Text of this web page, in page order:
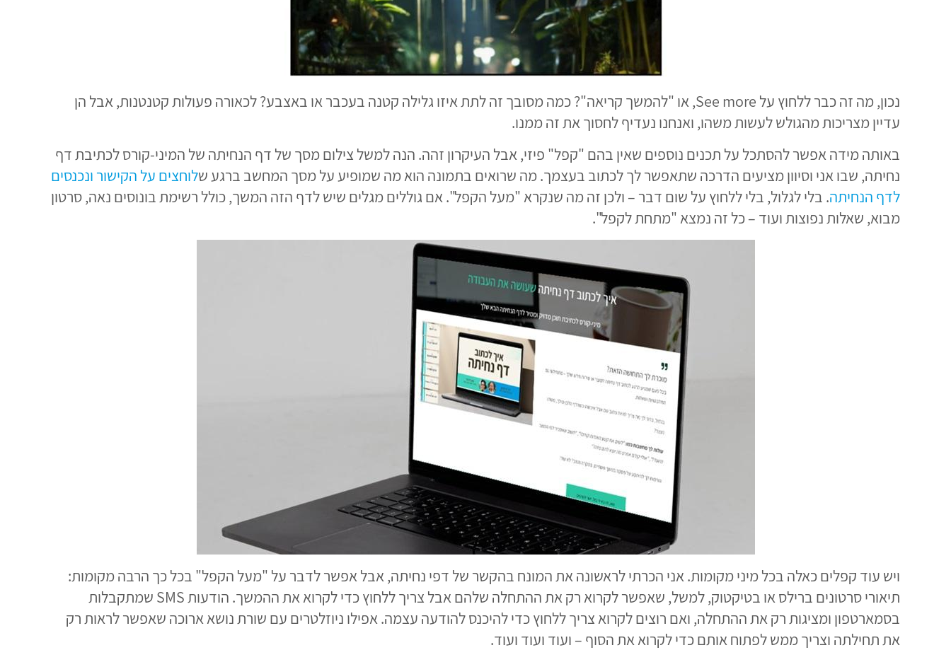
נכון, מה זה כבר ללחוץ על See more, או "להמשך קריאה"? כמה מסובך זה לתת איזו גלילה קטנה בעכבר או באצבע? לכאורה פעולות קטנטנות, אבל הן
עדיין מצריכות מהגולש לעשות משהו, ואנחנו נעדיף לחסוך את זה ממנו.
באותה מידה אפשר להסתכל על תכנים נוספים שאין בהם "קפל" פיזי, אבל העיקרון זהה. הנה למשל צילום מסך של דף הנחיתה של המיני-קורס לכתיבת דף
נחיתה, שבו אני וסיוון מציעים הדרכה שתאפשר לך לכתוב בעצמך. מה שרואים בתמונה הוא מה שמופיע על מסך המחשב ברגע שלוחצים על הקישור ונכנסים
לדף הנחיתה. בלי לגלול, בלי ללחוץ על שום דבר – ולכן זה מה שנקרא "מעל הקפל". אם גוללים מגלים שיש לדף הזה המשך, כולל רשימת בונוסים נאה, סרטון
מבוא, שאלות נפוצות ועוד – כל זה נמצא "מתחת לקפל".
ויש עוד קפלים כאלה בכל מיני מקומות. אני הכרתי לראשונה את המונח בהקשר של דפי נחיתה, אבל אפשר לדבר על "מעל הקפל" בכל כך הרבה מקומות:
תיאורי סרטונים ברילס או בטיקטוק, למשל, שאפשר לקרוא רק את ההתחלה שלהם אבל צריך ללחוץ כדי לקרוא את ההמשך. הודעות SMS שמתקבלות
בסמארטפון ומציגות רק את ההתחלה, ואם רוצים לקרוא צריך ללחוץ כדי להיכנס להודעה עצמה. אפילו ניוזלטרים עם שורת נושא ארוכה שאפשר לראות רק
את תחילתה וצריך ממש לפתוח אותם כדי לקרוא את הסוף – ועוד ועוד ועוד.